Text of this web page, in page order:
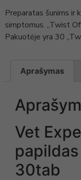
Preparatas šunims ir
simptomus. „Twist
Pakuotėje yra 30
Aprašymas
Vet
30tab